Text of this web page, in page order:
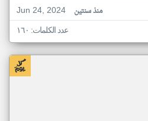
Jun 24, 2024
منذ سنتين
عدد الكلمات: ١٦٠